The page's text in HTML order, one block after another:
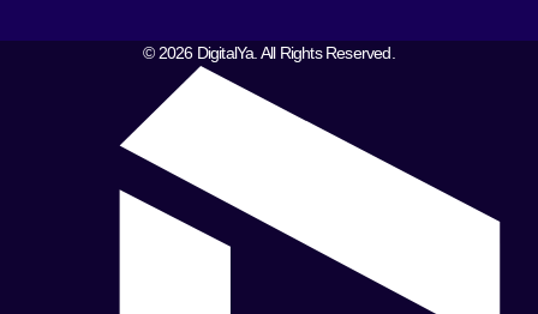
© 2026 DigitalYa. All Rights Reserved.